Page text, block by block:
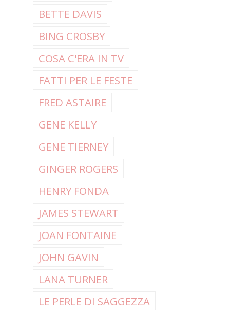
BETTE DAVIS
BING CROSBY
COSA C'ERA IN TV
FATTI PER LE FESTE
FRED ASTAIRE
GENE KELLY
GENE TIERNEY
GINGER ROGERS
HENRY FONDA
JAMES STEWART
JOAN FONTAINE
JOHN GAVIN
LANA TURNER
LE PERLE DI SAGGEZZA